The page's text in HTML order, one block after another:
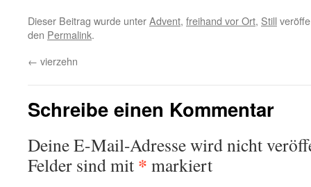
Dieser Beitrag wurde unterAdvent, freihand vor Ort, Still
den Permalink.
← vierzehn
Schreibe einen Kommentar
Deine E-Mail-Adresse wird nicht
Felder sind mit * markiert